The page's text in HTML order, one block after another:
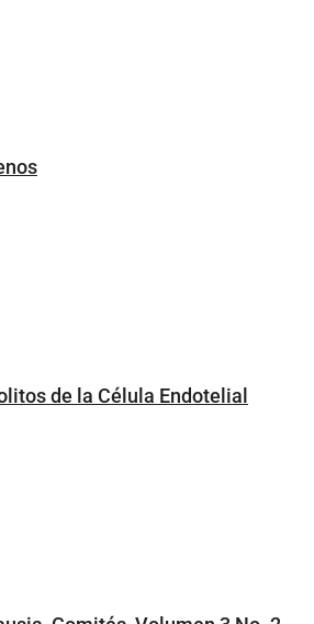
de la Célula Endotelial